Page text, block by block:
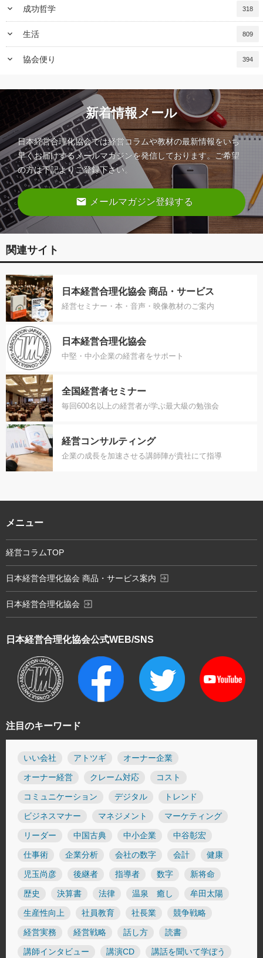
keyboard_arrow_down 成功哲学 318
keyboard_arrow_down 生活 809
keyboard_arrow_down 協会便り 394
新着情報メール
日本経営合理化協会では経営コラムや教材の最新情報をいち
早くお届けするメールマガジンを発信しております。ご希望
の方は下記よりご登録下さい。
email メールマガジン登録する
関連サイト
日本経営合理化協会 商品・サービス
経営セミナー・本・音声・映像教材のご案内
日本経営合理化協会
中堅・中小企業の経営者をサポート
全国経営者セミナー
毎回600名以上の経営者が学ぶ最大級の勉強会
経営コンサルティング
企業の成長を加速させる講師陣が貴社にて指導
注目のキーワード
いい会社 アトツギ オーナー企業
オーナー経営 クレーム対応 コスト
コミュニケーション デジタル トレンド
ビジネスマナー マネジメント マーケティング
リーダー 中国古典 中小企業 中谷彰宏
仕事術 企業分析 会社の数字 会計 健康
児玉尚彦 後継者 指導者 数字 新将命
歴史 決算書 法律 温泉 癒し 牟田太陽
生産性向上 社員教育 社長業 競争戦略
経営実務 経営戦略 話し方 読書
講師インタビュー 講演CD 講話を聞いて学ぼう
日本経営合理化協会公式WEB/SNS
メニュー
経営コラムTOP
日本経営合理化協会 商品・サービス案内 exit_to_app
日本経営合理化協会 exit_to_app